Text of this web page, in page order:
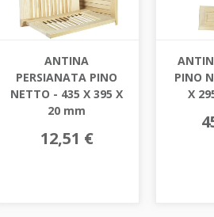
ANTINA
PERSIANATA PINO
NETTO - 435 X 395 X
20 mm
12,51 €
PINO
X